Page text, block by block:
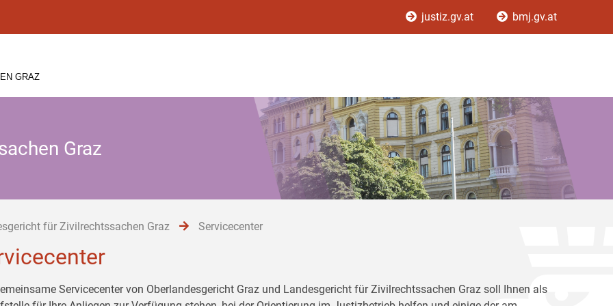
justiz.gv.at bmj.gv.at
GRAZ
Graz
für Zivilrechtssachen Graz Servicecenter
Servicecenter von Oberlandesgericht Graz und Landesgericht für Zivilrechtssachen Graz soll Ihnen als